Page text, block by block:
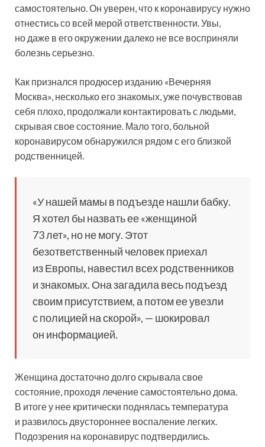
самостоятельно. Он уверен, что к коронавирусу нужно
отнестись со всей мерой ответственности. Увы,
но даже в его окружении далеко не все восприняли
болезньсерьезно.
Как признался продюсер изданию «Вечерняя
Москва», несколько его знакомых, уже почувствовав
себя плохо, продолжали контактировать с людьми,
скрывая свое состояние. Мало того, больной
коронавирусом обнаружился рядом с его близкой
родственницей.
«У нашей мамы в подъезде нашли бабку.
Я хотел бы назвать ее «женщиной
73 лет», но не могу. Этот
безответственный человек приехал
из Европы, навестил всех родственников
и знакомых. Она загадила весь подъезд
своим присутствием, а потом ее увезли
с полицией на скорой», — шокировал
он информацией.
Женщина достаточно долго скрывала свое
состояние, проходя лечение самостоятельно дома.
В итоге у нее критически поднялась температура
и развилось двустороннее воспаление легких.
Подозрения на коронавирус подтвердились.